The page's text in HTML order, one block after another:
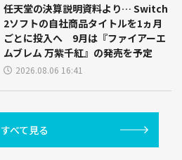
任天堂の決算説明資料より… Switch
2ソフトの自社商品タイトルを1ヵ月
ごとに投入へ 9月は『ファイアーエ
ムブレム 万紫千紅』の発売を予定
2026.08.06 16:41
すべて見る